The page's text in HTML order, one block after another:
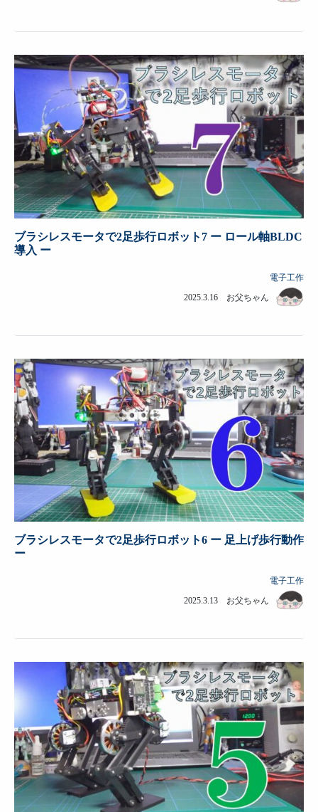
ブラシレスモータで2足歩行ロボット7 ー ロール軸BLDC
導入 ー
電子工作
2025.3.16 お父ちゃん
ブラシレスモータで2足歩行ロボット6 ー 足上げ歩行動作
ー
電子工作
2025.3.13 お父ちゃん